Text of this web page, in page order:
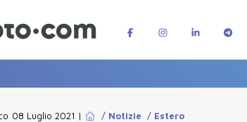
08 Luglio 2021 | / Notizie / Estero